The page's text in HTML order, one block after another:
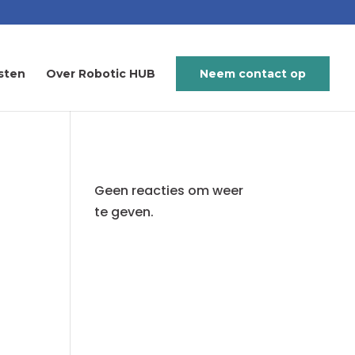
Over Robotic HUB Neem contact op
Geen reacties om weer
te geven.